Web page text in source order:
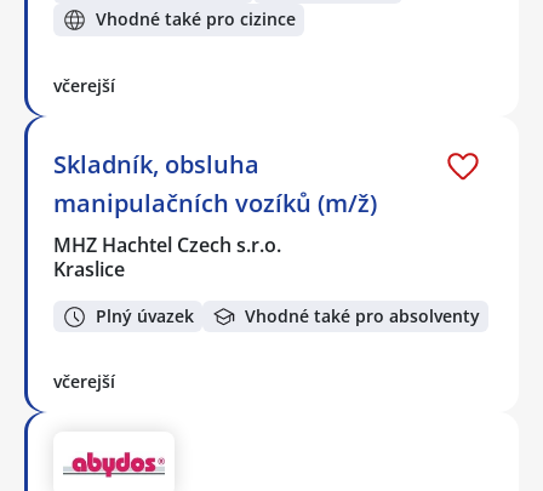
Vhodné také pro cizince
včerejší
Skladník, obsluha
manipulačních vozíků (m/ž)
MHZ Hachtel Czech s.r.o.
Kraslice
Plný úvazek Vhodné také pro absolventy
včerejší